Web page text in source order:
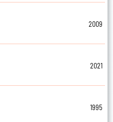
2009
2021
1995